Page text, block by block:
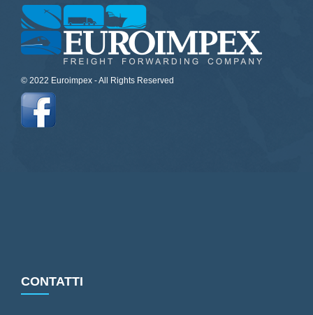
© 2022 Euroimpex - All Rights Reserved
CONTATTI